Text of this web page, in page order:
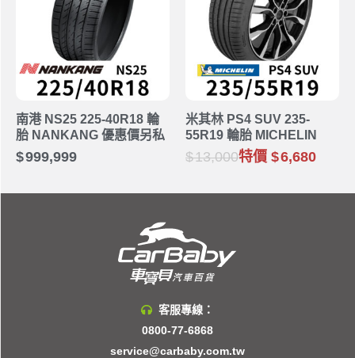
南港 NS25 225-40R18 輪
胎 NANKANG 優惠價另私
999,999
米其林 PS4 SUV 235-
55R19 輪胎 MICHELIN
13,000特價 6,680
客服專線：
0800-77-6868
service@carbaby.com.tw